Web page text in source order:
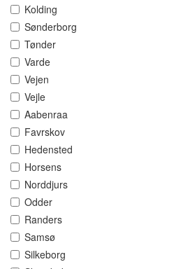
Kolding
Sønderborg
Tønder
Varde
Vejen
Vejle
Aabenraa
Favrskov
Hedensted
Horsens
Norddjurs
Odder
Randers
Samsø
Silkeborg